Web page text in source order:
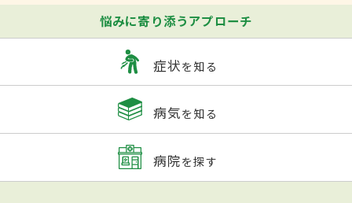
悩みに寄り添うアプローチ
症状を知る
病気を知る
病院を探す